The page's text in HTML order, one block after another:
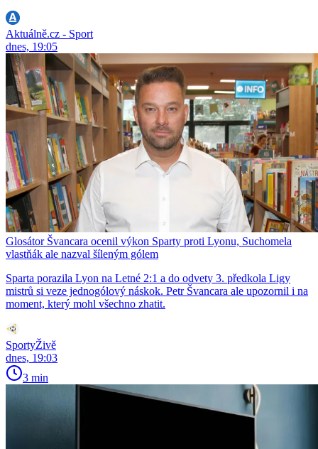
Aktuálně.cz - Sport
dnes, 19:05
Glosátor Švancara ocenil výkon Sparty proti Lyonu, Suchomela
vlastňák ale nazval šíleným gólem
Sparta porazila Lyon na Letné 2:1 a do odvety 3. předkola Ligy
mistrů si veze jednogólový náskok. Petr Švancara ale upozornil i na
moment, který mohl všechno zhatit.
SportyŽivě
dnes, 19:03
3 min